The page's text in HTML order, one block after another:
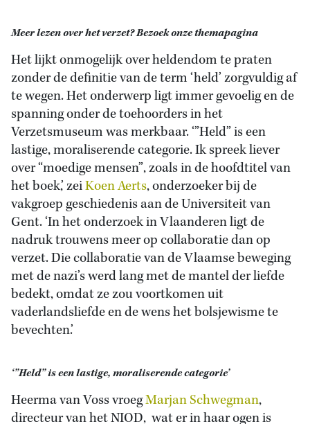
Meer lezen over het verzet? Bezoek onze themapagina
Het lijkt onmogelijk over heldendom te praten
zonder de definitie van de term ‘held’ zorgvuldig af
te wegen. Het onderwerp ligt immer gevoelig en de
spanning onder de toehoorders in het
Verzetsmuseum was merkbaar. ‘”Held” is een
lastige, moraliserende categorie. Ik spreek liever
over “moedige mensen”, zoals in de hoofdtitel van
het boek,’ zeiKoen Aerts, onderzoeker bij de
vakgroep geschiedenis aan de Universiteit van
Gent. ‘In het onderzoek in Vlaanderen ligt de
nadruk trouwens meer op collaboratie dan op
verzet. Die collaboratie van de Vlaamse beweging
met de nazi’s werd lang met de mantel der liefde
bedekt, omdat ze zou voortkomen uit
vaderlandsliefde en de wens het bolsjewisme te
bevechten.’
‘”Held” is een lastige, moraliserende categorie’
Heerma van Voss vroegMarjan Schwegman,
directeur van het NIOD, wat er in haar ogen is